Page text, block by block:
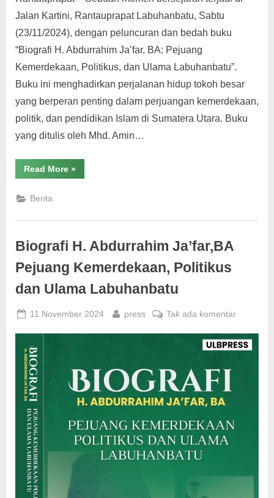
Jalan Kartini, Rantauprapat Labuhanbatu, Sabtu
(23/11/2024), dengan peluncuran dan bedah buku
“Biografi H. Abdurrahim Ja’far, BA: Pejuang
Kemerdekaan, Politikus, dan Ulama Labuhanbatu”.
Buku ini menghadirkan perjalanan hidup tokoh besar
yang berperan penting dalam perjuangan kemerdekaan,
politik, dan pendidikan Islam di Sumatera Utara. Buku
yang ditulis oleh Mhd. Amin…
Read More“ULB
Press
dan
Biografi
H.
Abdurrahim
Ja’far,
Pejuang
Kemerdekaan
dan
»
Berita
Biografi H. Abdurrahim Ja’far,BA
Pejuang Kemerdekaan, Politikus
dan Ulama Labuhanbatu
Posted
11 November 2024 By
press Tak ada komentarpada
H.